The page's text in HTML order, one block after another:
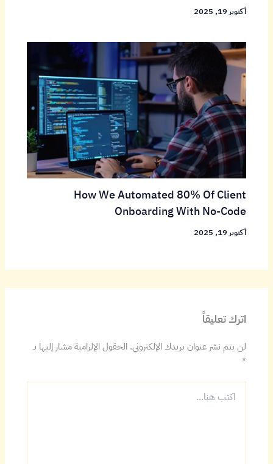
أكتوبر 19, 2025
How We Automated 80% Of Client
Onboarding With No-Code
أكتوبر 19, 2025
اترك تعليقاً
لن يتم نشر عنوان بريدك الإلكتروني. الحقول الإلزامية مشار إليها بـ
*
هنا...